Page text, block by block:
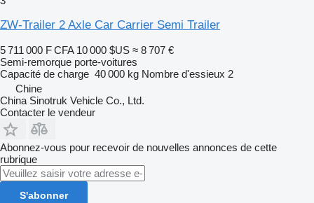
ZW-Trailer 2 Axle Car Carrier Semi Trailer
5 711 000 F CFA 10 000 $US ≈ 8 707 €
Semi-remorque porte-voitures
Capacité de charge 40 000 kg Nombre d'essieux 2
Chine
China Sinotruk Vehicle Co., Ltd.
Contacter le vendeur
Abonnez-vous pour recevoir de nouvelles annonces de cette
rubrique
S'abonner